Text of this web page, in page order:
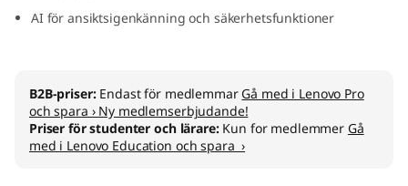
AI för ansiktsigenkänning och säkerhetsfunktioner
B2B-priser: Endast för medlemmar Gå med i Lenovo Pro
och spara › Ny medlemserbjudande!
Priser för studenter och lärare: Kun for medlemmer Gå
med i Lenovo Education och spara ›